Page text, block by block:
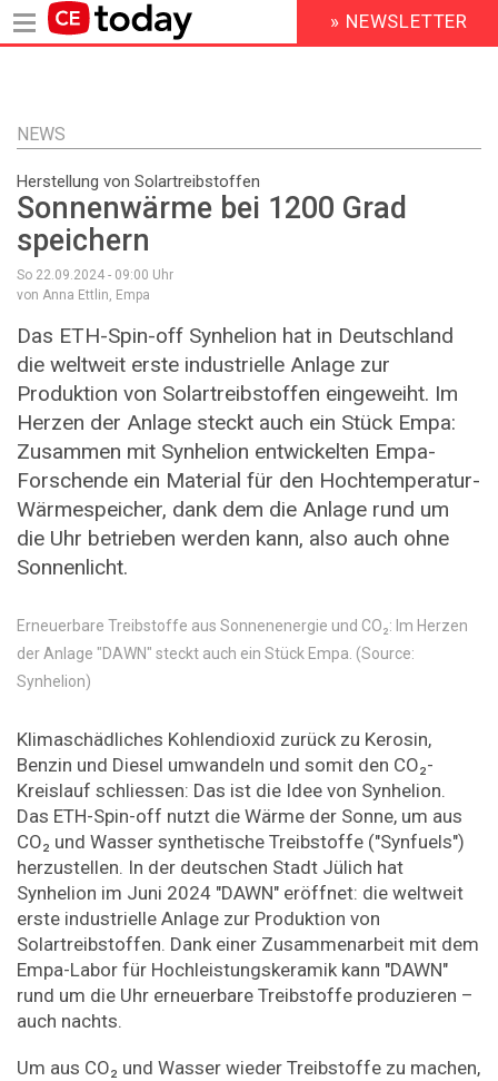
Inhalt
HEADER
MENU
» NEWSLETTER
NEWS
Herstellung von Solartreibstoffen
Sonnenwärme bei 1200 Grad
speichern
So 22.09.2024 - 09:00 Uhr
von Anna Ettlin, Empa
Das ETH-Spin-off Synhelion hat in Deutschland
die weltweit erste industrielle Anlage zur
Produktion von Solartreibstoffen eingeweiht. Im
Herzen der Anlage steckt auch ein Stück Empa:
Zusammen mit Synhelion entwickelten Empa-
Forschende ein Material für den Hochtemperatur-
Wärmespeicher, dank dem die Anlage rund um
die Uhr betrieben werden kann, also auch ohne
Sonnenlicht.
Erneuerbare Treibstoffe aus Sonnenenergie und CO₂: Im Herzen
der Anlage "DAWN" steckt auch ein Stück Empa. (Source:
Synhelion)
Klimaschädliches Kohlendioxid zurück zu Kerosin,
Benzin und Diesel umwandeln und somit den CO₂-
Kreislauf schliessen: Das ist die Idee von Synhelion.
Das ETH-Spin-off nutzt die Wärme der Sonne, um aus
CO₂ und Wasser synthetische Treibstoffe ("Synfuels")
herzustellen. In der deutschen Stadt Jülich hat
Synhelion im Juni 2024 "DAWN" eröffnet: die weltweit
erste industrielle Anlage zur Produktion von
Solartreibstoffen. Dank einer Zusammenarbeit mit dem
Empa-Labor für Hochleistungskeramik kann "DAWN"
rund um die Uhr erneuerbare Treibstoffe produzieren –
auch nachts.
Um aus CO₂ und Wasser wieder Treibstoffe zu machen,